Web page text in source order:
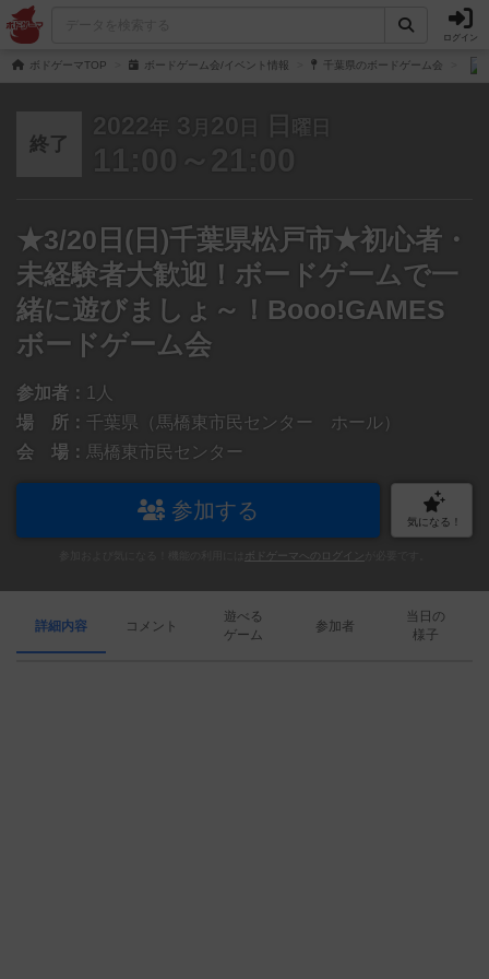
ログイン
ボドゲーマTOP ボードゲーム会/イベント情報 千葉県のボードゲーム会
終了
2022 年 3 月 20 日 日 曜日
11:00～21:00
★3/20日(日)千葉県松戸市★初心者・
未経験者大歓迎！ボードゲームで一
緒に遊びましょ～！Booo!GAMES
ボードゲーム会
参加者： 1人
場 所： 千葉県（馬橋東市民センター ホール）
会 場： 馬橋東市民センター
参加する 気になる！
ボドゲーマへのログイン
詳細内容 コメント
遊べる
ゲーム
参加者
当日の
様子